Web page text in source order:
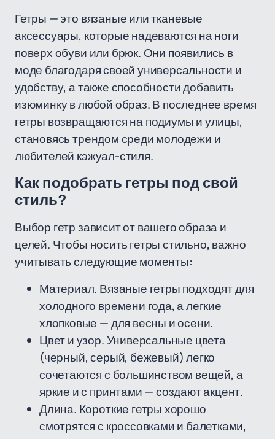
Гетры — это вязаные или тканевые
аксессуары, которые надеваются на ноги
поверх обуви или брюк. Они появились в
моде благодаря своей универсальности и
удобству, а также способности добавить
изюминку в любой образ. В последнее время
гетры возвращаются на подиумы и улицы,
становясь трендом среди молодежи и
любителей кэжуал-стиля.
Как подобрать гетры под свой
стиль?
Выбор гетр зависит от вашего образа и
целей. Чтобы носить гетры стильно, важно
учитывать следующие моменты:
Материал. Вязаные гетры подходят для
холодного времени года, а легкие
хлопковые — для весны и осени.
Цвет и узор. Универсальные цвета
(черный, серый, бежевый) легко
сочетаются с большинством вещей, а
яркие и с принтами — создают акцент.
Длина. Короткие гетры хорошо
смотрятся с кроссовками и балетками,